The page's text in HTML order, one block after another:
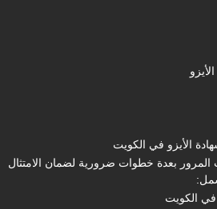
الأيزو في الكويت
بعدة خطوات ضرورية لضمان الامتثال
في الكويت